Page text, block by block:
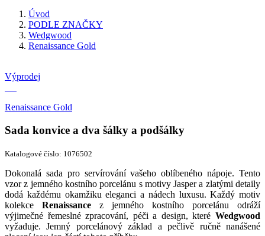
Úvod
PODLE ZNAČKY
Wedgwood
Renaissance Gold
Výprodej
Renaissance Gold
Sada konvice a dva šálky a podšálky
Katalogové číslo: 1076502
Dokonalá sada pro servírování vašeho oblíbeného nápoje. Tento
vzor z jemného kostního porcelánu s motivy Jasper a zlatými detaily
dodá každému okamžiku eleganci a nádech luxusu. Každý motiv
kolekce Renaissance z jemného kostního porcelánu odráží
výjimečné řemeslné zpracování, péči a design, které Wedgwood
vyžaduje. Jemný porcelánový základ a pečlivě ručně nanášené